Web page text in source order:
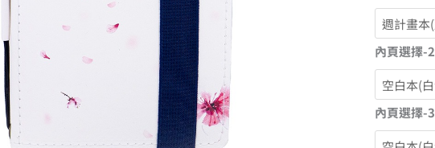
內頁選擇-2
內頁選擇-3